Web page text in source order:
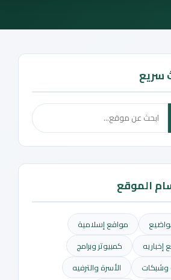
سريع
الموقع
مواقع إسلامية
إخباريه
كمبيوتر وبرامج
وشبكات
الأسرة والترفيه